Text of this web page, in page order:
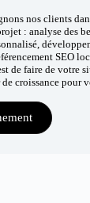
nos clients
: analyse des
SEO
de faire de votre
croissance pour